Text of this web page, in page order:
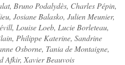
Bruno Podalydès, Charles Pépin,
Josiane Balasko, Julien Meunier,
Louise Loeb, Lucie Borleteau,
Philippe Katerine, Sandrine
Osborne, Tania de Montaigne,
Afkir, Xavier Beauvois